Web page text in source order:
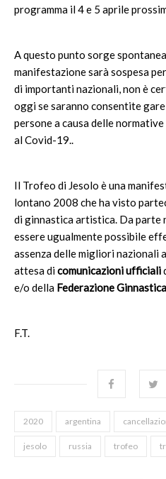
programma il 4 e 5 aprile
A questo punto sorge
manifestazione sarà sospesa
di importanti nazionali, non è
oggi se saranno consentite
persone a causa delle
al Covid-19..
Il Trofeo di Jesolo è una
lontano 2008 che ha visto
di ginnastica artistica. Da parte
essere ugualmente possibile
assenza delle migliori nazionali
attesa dicomunicazioni ufficiali
e/o della Federazione
F.T.
2020 argentina
jesolo russia trofeo